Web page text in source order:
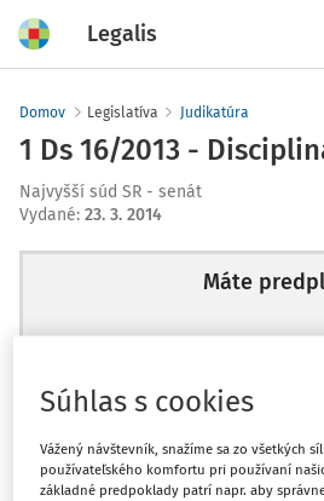
Legalis
Domov Legislatíva Judikatúra
1 Ds 16/2013 -
Najvyšší súd SR - senát
Vydané: 23. 3. 2014
Máte
Ups, zatiaľ ste si
začiatok...
Súhlas s cookies
Vážený návštevník, snažíme sa zo všetkých
používateľského komfortu pri používaní
základné predpoklady patrí napr. aby